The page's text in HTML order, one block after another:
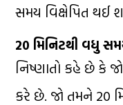
સમય વિક્ષેપિત
20 મિનિટથી વધુ
નિષ્ણાતો કહે છે કે
કરે છે. જો તમને 20